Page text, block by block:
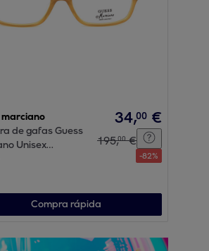
marciano
de gafas Guess
Unisex
A15
34,00 €
195,00 €
-82%
Compra rápida